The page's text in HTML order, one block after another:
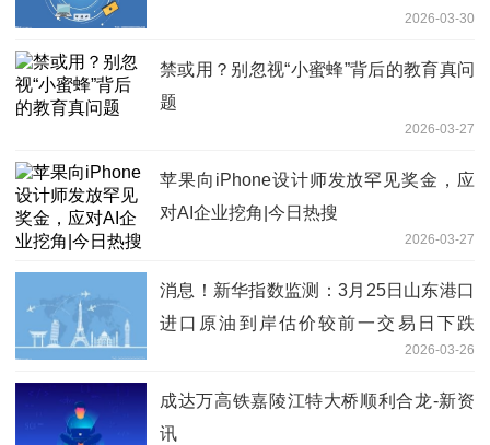
2026-03-30
禁或用？别忽视“小蜜蜂”背后的教育真问
题
2026-03-27
苹果向iPhone设计师发放罕见奖金，应
对AI企业挖角|今日热搜
2026-03-27
消息！新华指数监测：3月25日山东港口
进口原油到岸估价较前一交易日下跌
2026-03-26
成达万高铁嘉陵江特大桥顺利合龙-新资
讯